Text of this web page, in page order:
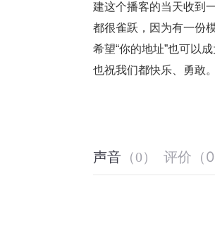
建这个播客的当天收到
都很雀跃，因为有一份
希望“你的地址”也可以
也祝我们都快乐、勇敢。
声音 （0） 评价 （0